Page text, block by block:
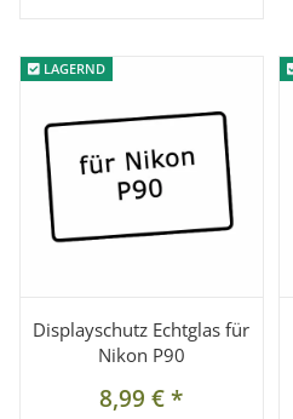
LAGERND
LAGERND
Displayschutz Echtglas für
Nikon P90
8,99 €*